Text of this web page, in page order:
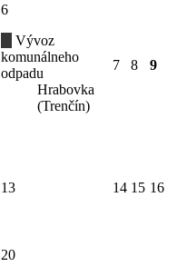
6
Vývoz
komunálneho
odpadu
Hrabovka
(Trenčín)
7 8 9
13 14 15 16
20